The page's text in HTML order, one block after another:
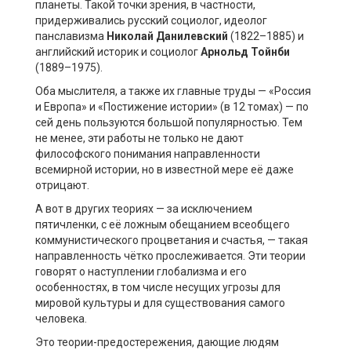
планеты. Такой точки зрения, в частности,
придерживались русский социолог, идеолог
панславизма Николай Данилевский (1822–1885) и
английский историк и социологАрнольд Тойнби
(1889–1975).
Оба мыслителя, а также их главные труды — «Россия
и Европа» и «Постижение истории» (в 12 томах) — по
сей день пользуются большой популярностью. Тем
не менее, эти работы не только не дают
философского понимания направленности
всемирной истории, но в известной мере её даже
отрицают.
А вот в других теориях — за исключением
пятичленки, с её ложным обещанием всеобщего
коммунистического процветания и счастья, — такая
направленность чётко прослеживается. Эти теории
говорят о наступлении глобализма и его
особенностях, в том числе несущих угрозы для
мировой культуры и для существования самого
человека.
Это теории-предостережения, дающие людям